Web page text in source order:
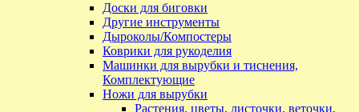
Доски для биговки
Другие инструменты
Дыроколы/Компостеры
Коврики для рукоделия
Машинки для вырубки и тиснения,
Комплектующие
Ножи для вырубки
Растения, цветы, листочки, веточки,